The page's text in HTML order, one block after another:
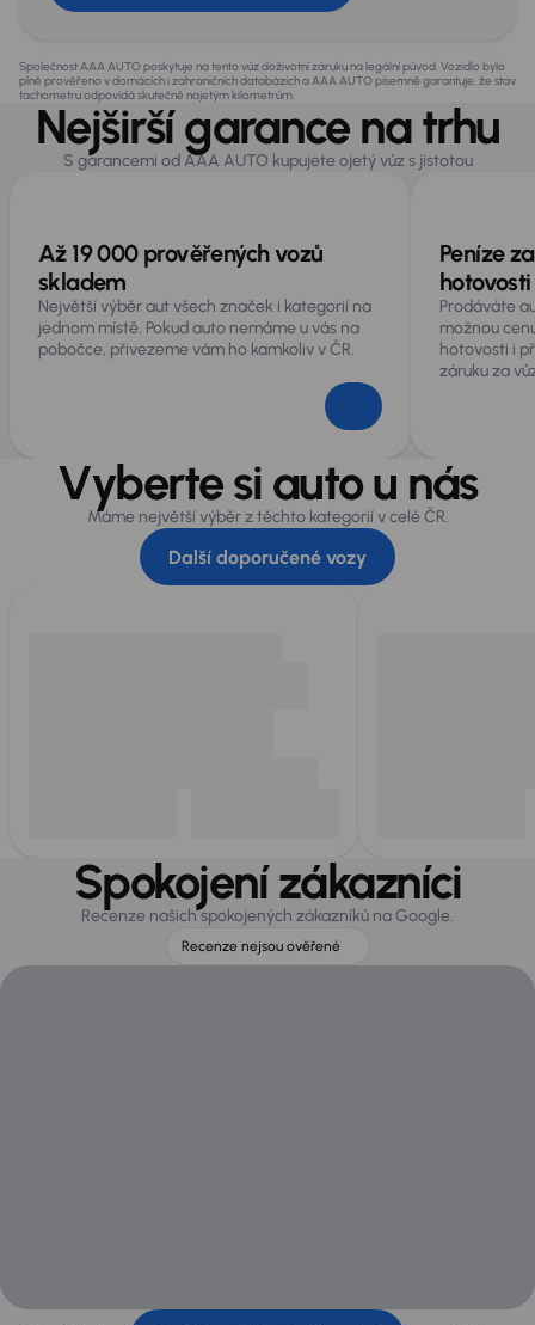
Společnost AAA AUTO poskytuje na tento vůz doživotní záruku na legální původ. Vozidlo bylo
plně prověřeno v domácích i zahraničních databázích a AAA AUTO písemně garantuje, že stav
tachometru odpovídá skutečně najetým kilometrům.
Nejširší garance na trhu
S garancemi od AAA AUTO kupujete ojetý vůz s jistotou
Až 19 000 prověřených vozů
skladem
Největší výběr aut všech značek i kategorií na
jednom místě. Pokud auto nemáme u vás na
pobočce, přivezeme vám ho kamkoliv v ČR.
Peníze
hotovosti
Prodáváte
možnou
hotovosti i
záruku za
Vyberte si auto u nás
Máme největší výběr z těchto kategorií v celé ČR.
Další doporučené vozy
Spokojení zákazníci
Recenze našich spokojených zákazníků na Google.
Recenze nejsou ověřené